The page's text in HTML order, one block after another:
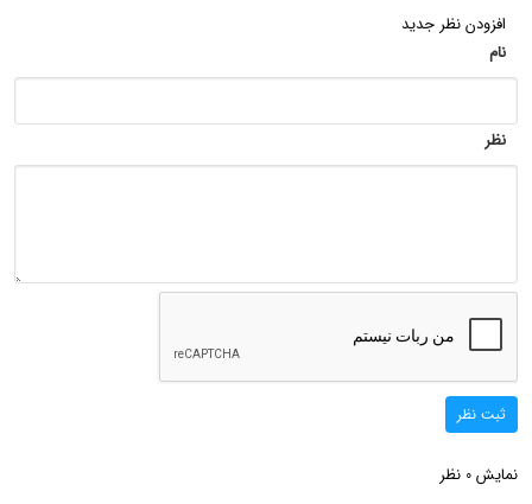
افزودن نظر جدید
نام
نظر
ثبت نظر
نمایش 0 نظر